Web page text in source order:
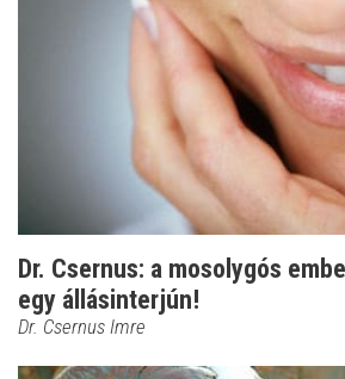
Dr. Csernus: a mosolygós
egy állásinterjún!
Dr. Csernus Imre